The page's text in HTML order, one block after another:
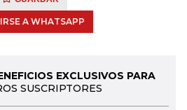
A WHATSAPP
EXCLUSIVOS PARA
SUSCRIPTORES